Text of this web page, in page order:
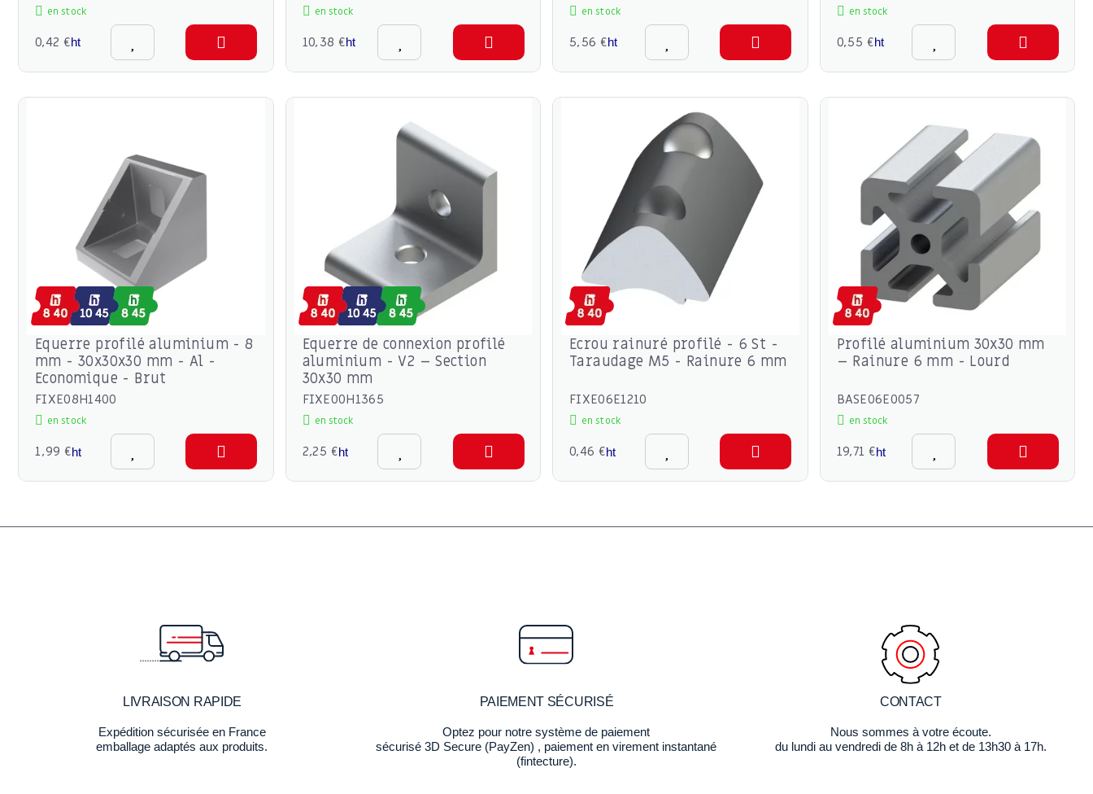
en stock
0,42 €ht
en stock
10,38 €ht
en stock
5,56 €ht
en stock
0,55 €ht
Equerre profilé aluminium - 8
mm - 30x30x30 mm - Al -
Economique - Brut
FIXE08H1400
en stock
1,99 €ht
Equerre de connexion profilé
aluminium - V2 – Section
30x30 mm
FIXE00H1365
en stock
2,25 €ht
Ecrou rainuré profilé - 6 St -
Taraudage M5 - Rainure 6 mm
FIXE06E1210
en stock
0,46 €ht
Profilé aluminium 30x30 mm
– Rainure 6 mm - Lourd
BASE06E0057
en stock
19,71 €ht
LIVRAISON RAPIDE
Expédition sécurisée en France
emballage adaptés aux produits.
PAIEMENT SÉCURISÉ
Optez pour notre système de paiement
sécurisé 3D Secure (PayZen) , paiement en virement instantané
(fintecture).
CONTACT
Nous sommes à votre écoute.
du lundi au vendredi de 8h à 12h et de 13h30 à 17h.